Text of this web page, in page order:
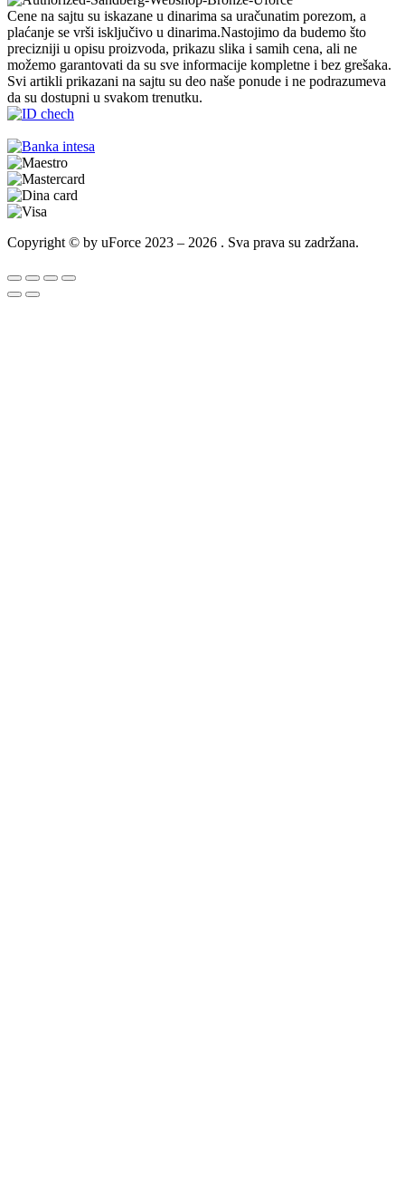
Cene na sajtu su iskazane u dinarima sa uračunatim porezom, a
plaćanje se vrši isključivo u dinarima.Nastojimo da budemo što
precizniji u opisu proizvoda, prikazu slika i samih cena, ali ne
možemo garantovati da su sve informacije kompletne i bez grešaka.
Svi artikli prikazani na sajtu su deo naše ponude i ne podrazumeva
da su dostupni u svakom trenutku.
Copyright © by uForce 2023 – 2026 . Sva prava su zadržana.